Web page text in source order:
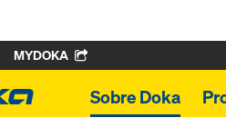
MYDOKA
Sobre Doka